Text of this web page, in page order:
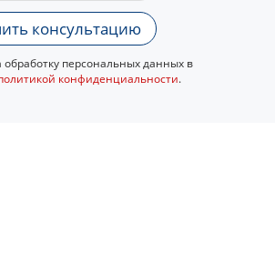
консультацию
персональных данных в
конфиденциальности.